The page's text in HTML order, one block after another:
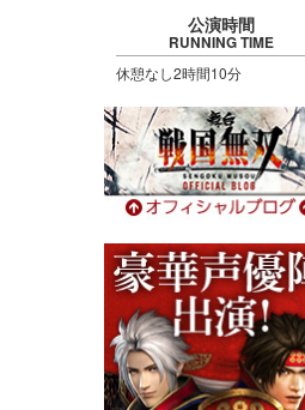
2016/03/02
2016/02/25
公演時間
RUNNING TIME
休憩なし2時間10分